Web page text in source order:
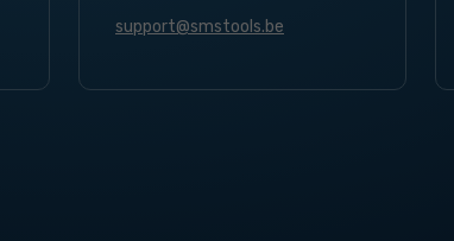
support@smstools.be